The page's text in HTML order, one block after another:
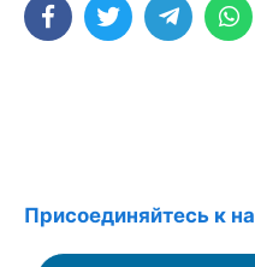
Присоединяйтесь к